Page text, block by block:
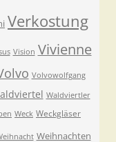
Verkostung
Vision Vivienne
Volvowolfgang
Waldviertler
Weck Weckgläser
Weihnachten